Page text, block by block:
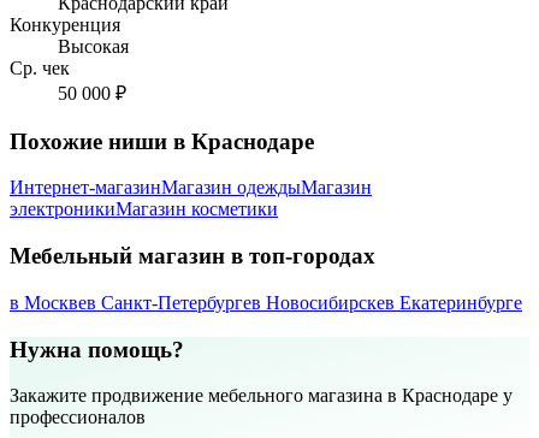
Конкуренция
Высокая
Ср. чек
50 000 ₽
Похожие ниши в Краснодаре
Интернет-магазинМагазин одеждыМагазин
электроникиМагазин косметики
Мебельный магазин в топ-городах
в Москвев Санкт-Петербургев Новосибирскев Екатеринбурге
Нужна помощь?
Закажите продвижение мебельного магазина в Краснодаре у
профессионалов